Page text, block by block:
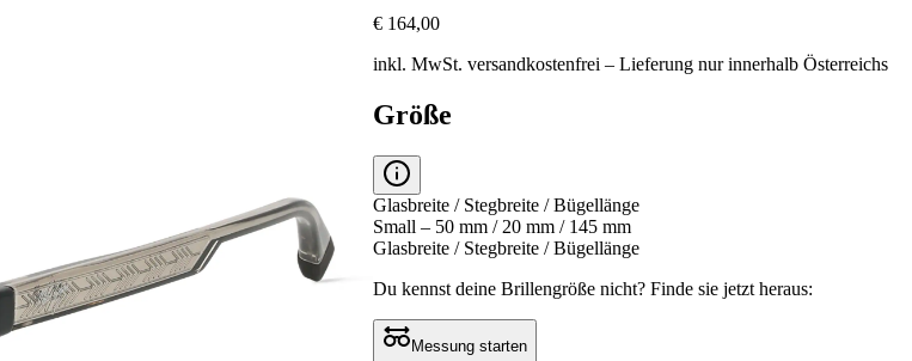
€ 164,00
inkl. MwSt.versandkostenfrei – Lieferung nur innerhalb Österreichs
Größe
Glasbreite / Stegbreite / Bügellänge
Small – 50 mm / 20 mm / 145 mm
Glasbreite / Stegbreite / Bügellänge
Du kennst deine Brillengröße nicht?Finde sie jetzt heraus:
Messung starten